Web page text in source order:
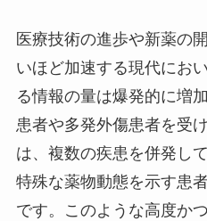
医療技術の進歩や新薬の
いほど加速する現代にお
る情報の量は爆発的に増
患者や多発外傷患者を受
は、複数の疾患を併発し
特殊な薬物動態を示す患
です。このような高度か